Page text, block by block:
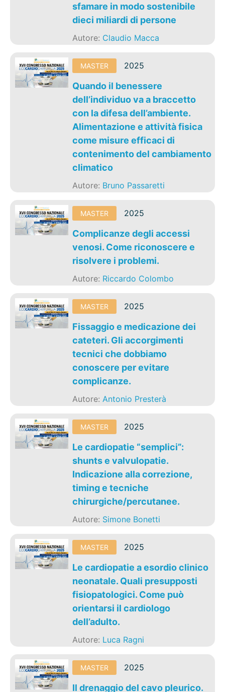
sfamare in modo sostenibile
dieci miliardi di persone
Autore: Claudio Macca
MASTER 2025
Quando il benessere
dell’individuo va a braccetto
con la difesa dell’ambiente.
Alimentazione e attività fisica
come misure efficaci di
contenimento del cambiamento
climatico
Autore: Bruno Passaretti
MASTER 2025
Complicanze degli accessi
venosi. Come riconoscere e
risolvere i problemi.
Autore: Riccardo Colombo
MASTER 2025
Fissaggio e medicazione dei
cateteri. Gli accorgimenti
tecnici che dobbiamo
conoscere per evitare
complicanze.
Autore:Antonio Presterà
MASTER 2025
Le cardiopatie “semplici”:
shunts e valvulopatie.
Indicazione alla correzione,
timing e tecniche
chirurgiche/percutanee.
Autore: Simone Bonetti
MASTER 2025
Le cardiopatie a esordio clinico
neonatale. Quali presupposti
fisiopatologici. Come può
orientarsi il cardiologo
dell’adulto.
Autore: Luca Ragni
MASTER 2025
Il drenaggio del cavo pleurico.